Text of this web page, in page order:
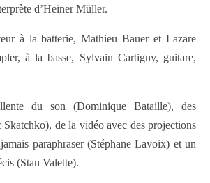
d’Heiner Müller.
à la batterie, Mathieu Bauer et Lazare
à la basse, Sylvain Cartigny, guitare,
du son (Dominique Bataille), des
Skatchko), de la vidéo avec des projections
paraphraser (Stéphane Lavoix) et un
(Stan Valette).